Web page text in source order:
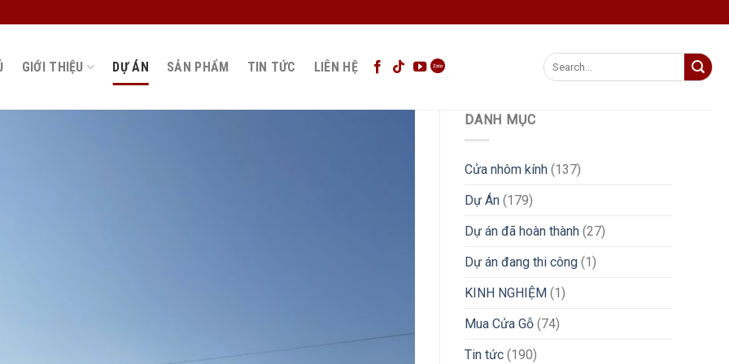
GIỚI THIỆU DỰ ÁN SẢN PHẨM TIN TỨC LIÊN HỆ
Search
for:
DANH MỤC
Cửa nhôm kính (137)
Dự Án (179)
Dự án đã hoàn thành (27)
Dự án đang thi công (1)
KINH NGHIỆM (1)
Mua Cửa Gỗ (74)
Tin tức (190)